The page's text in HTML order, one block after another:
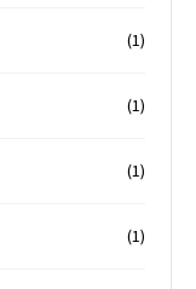
(1)
(1)
(1)
(1)